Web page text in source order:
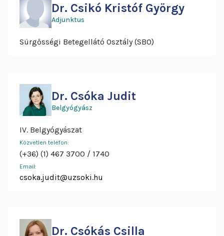
Dr. Csikó Kristóf György
Adjunktus
Sürgősségi Betegellátó Osztály (SBO)
Dr. Csóka Judit
Belgyógyász
IV. Belgyógyászat
Közvetlen telefon:
(+36) (1) 467 3700 1740
Email:
csoka.judit@uzsoki.hu
Dr. Csókás Csilla